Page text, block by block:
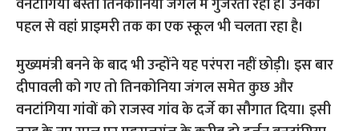
वनटांगिया बस्ती तिनकोनियां जंगल में गुजरती रही है। उनकी
पहल से वहां प्राइमरी तक का एक स्कूल भी चलता रहा है।
मुख्यमंत्री बनने के बाद भी उन्होंने यह परंपरा नहीं छोड़ी। इस बार
दीपावली को गए तो तिनकोनिया जंगल समेत कुछ और
वनटांगिया गांवों को राजस्व गांव के दर्जे का सौगात दिया। इसी